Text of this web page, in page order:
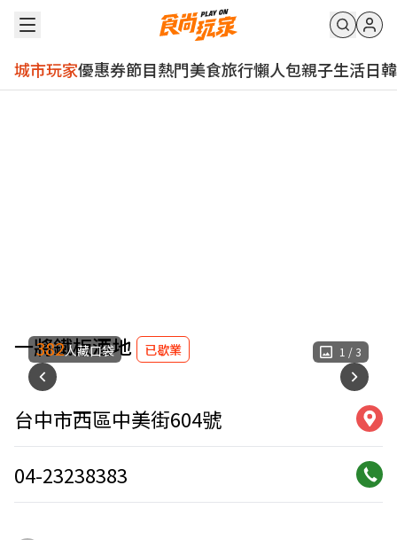
城市玩家優惠券節目熱門美食旅行懶人包親子生活日韓
一將鐵板酒地 已歇業 1 / 3
382人藏口袋
台中市西區中美街604號
04-23238383